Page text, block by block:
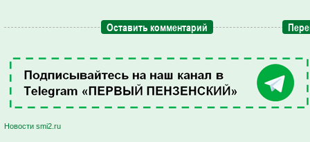
Оставить комментарий
Новости smi2.ru